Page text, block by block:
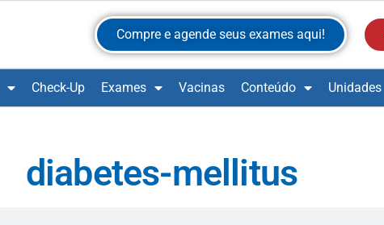
Compre e agende seus exames aqui!
Check-Up Exames Vacinas Conteúdo Unidades
diabetes-mellitus